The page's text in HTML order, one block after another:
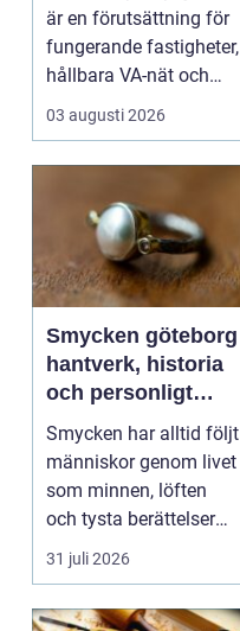
är en förutsättning för
fungerande fastigheter,
hållbara VA-nät och
trygg hante...
03 augusti 2026
Smycken göteborg
hantverk, historia
och personligt
uttryck
Smycken har alltid följt
människor genom livet
som minnen, löften
och tysta berättelser
nära huden....
31 juli 2026